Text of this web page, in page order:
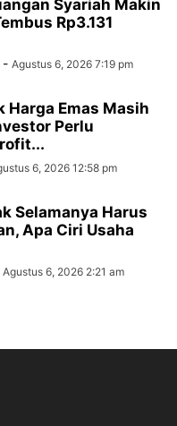
Syariah Makin
Rp3.131
- Agustus 6, 2026 7:19 pm
Harga Emas Masih
Perlu
6, 2026 12:58 pm
Selamanya Harus
Apa Ciri Usaha
Agustus 6, 2026 2:21 am